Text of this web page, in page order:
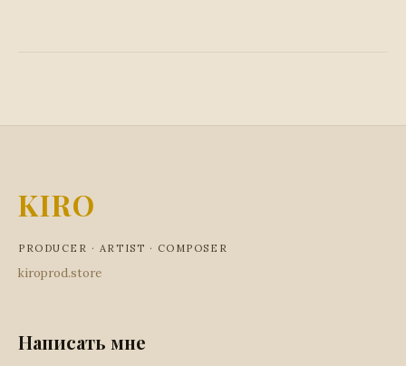
KIRO
PRODUCER · ARTIST · COMPOSER
kiroprod.store
Написать мне